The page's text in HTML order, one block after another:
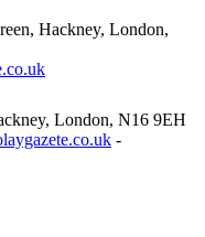
Hackney, London,
London, N16 9EH
-